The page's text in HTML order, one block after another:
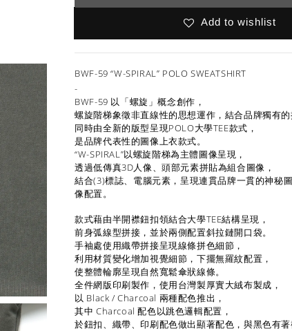
Add to wishlist
BWF-59 “W-SPIRAL” POLO SWEATSHIRT
-
BWF-59 以「螺旋」概念創作，
螺旋階梯象徵非直線性的思想運作，結合品牌獨有的
同時由全新的版型呈現POLO大學TEE款式，
是品牌代表性的圖像上衣款式。
“W-SPIRAL”以螺旋階梯為主體圖像呈現，
透過低傳真3D人像、頭部元素拼貼為組合圖像，
結合(3)標誌、電腦元素，呈現連貫品牌一貫的神秘
像配置。
款式藉由半開襟鈕扣領結合大學TEE結構呈現，
前身弧線型拼接，並於兩側配置斜拉鏈開口袋。
手袖處使用織帶拼接呈現線條拼色細節，
利用材質變化增加視覺細節，下擺無羅紋配置，
使整體輪廓呈現自然寬鬆傘狀線條。
全件網版印刷製作，使用台灣製厚實大絨布製成，
以 Black / Charcoal 兩種配色推出，
其中 Charcoal 配色以跳色邏輯配置，
於鈕扣、織帶、印刷配色做出顯著配色，與黑色有著